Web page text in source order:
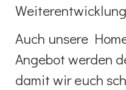
Auch unsere
Angebot werden
damit wir euch